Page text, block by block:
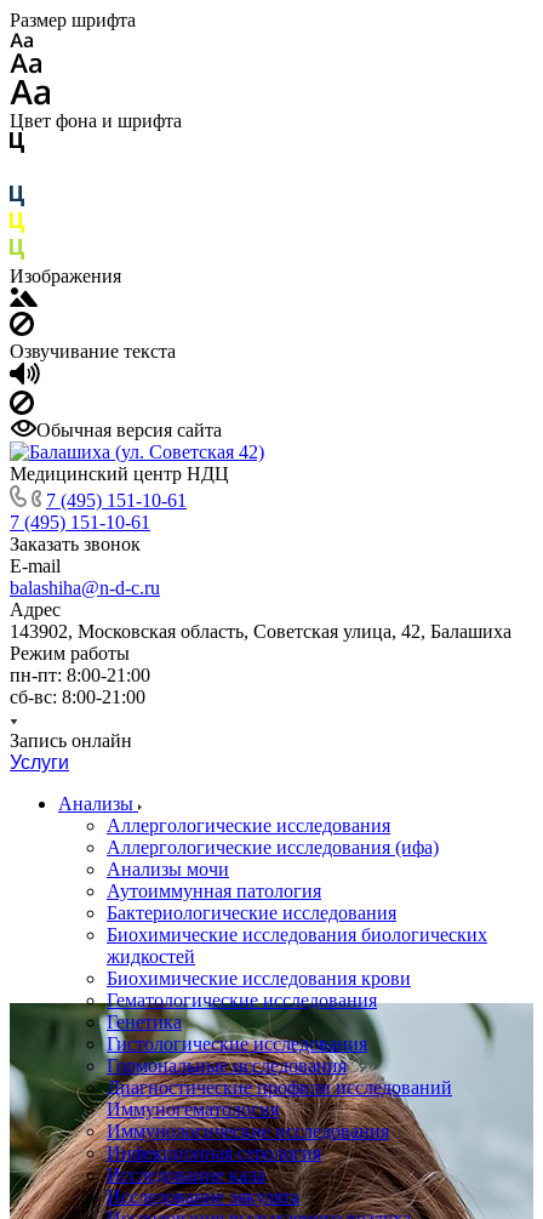
Размер шрифта
Цвет фона и шрифта
Изображения
Озвучивание текста
Обычная версия сайта
Медицинский центр НДЦ
7 (495) 151-10-61
7 (495) 151-10-61
Заказать звонок
E-mail
balashiha@n-d-c.ru
Адрес
143902, Московская область, Советская улица, 42, Балашиха
Режим работы
пн-пт: 8:00-21:00
сб-вс: 8:00-21:00
Запись онлайн
Услуги
Анализы
Аллергологические исследования
Аллергологические исследования (ифа)
Анализы мочи
Аутоиммунная патология
Бактериологические исследования
Биохимические исследования биологических
жидкостей
Биохимические исследования крови
Гематологические исследования
Генетика
Гистологические исследования
Гормональные исследования
Диагностические профили исследований
Иммуногематология
Иммунологические исследования
Инфекционная серология
Исследование кала
Исследование эякулята